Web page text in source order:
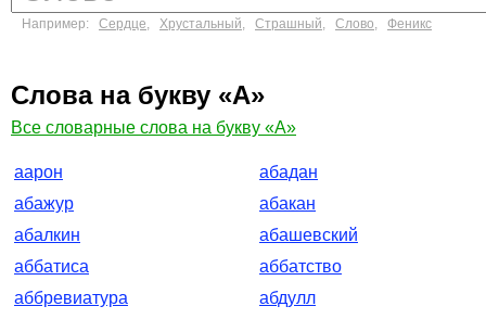
Например: Сердце, Хрустальный, Страшный, Слово, Феникс
Слова на букву «А»
Все словарные слова на букву «А»
аарон
абадан
абажур
абакан
абалкин
абашевский
аббатиса
аббатство
аббревиатура
абдулл